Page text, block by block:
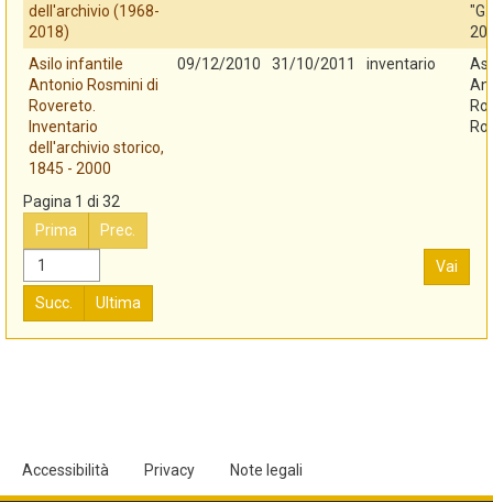
dell'archivio (1968-
2018)
Asilo infantile
Antonio Rosmini di
Rovereto.
Inventario
dell'archivio storico,
1845 - 2000
09/12/2010 31/10/2011 inventario
Pagina 1 di 32
Prima
Prec.
Vai
Succ. Ultima
Accessibilità Privacy Note legali